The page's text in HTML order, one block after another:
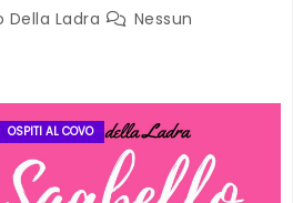
Della Ladra
Nessun
OSPITI AL COVO